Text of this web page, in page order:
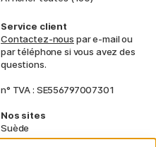
Service client
Contactez-nous par e-mail ou
par téléphone si vous avez des
questions.
n° TVA : SE556797007301
Nos sites
Suède
Norvège